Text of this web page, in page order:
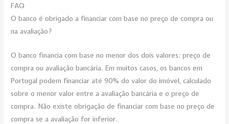
FAQ
O banco é obrigado a financiar com base no preço de compra ou
na avaliação?
O banco financia com base no menor dos dois valores: preço de
compra ou avaliação bancária. Em muitos casos, os bancos em
Portugal podem financiar até 90% do valor do imóvel, calculado
sobre o menor valor entre a avaliação bancária e o preço de
compra. Não existe obrigação de financiar com base no preço de
compra se a avaliação for inferior.